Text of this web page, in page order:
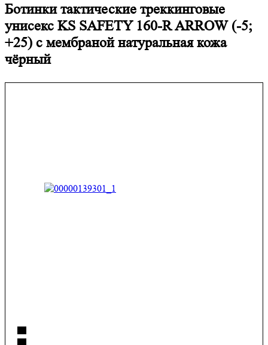
Ботинки тактические треккинговые
унисекс KS SAFETY 160-R ARROW (-5;
+25) с мембраной натуральная кожа
чёрный